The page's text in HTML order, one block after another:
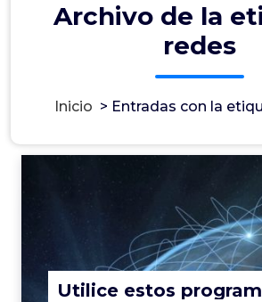
Archivo de la
redes
Inicio > Entradas con la
Utilice estos